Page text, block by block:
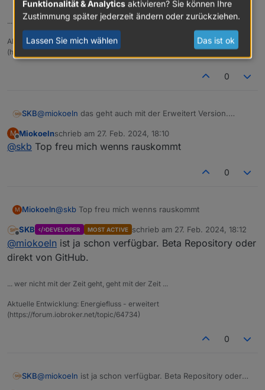
... wer nicht mit der Zeit geht, geht mit der Zeit ...
Aktuelle Entwicklung: Energiefluss - erweitert
(https://forum.iobroker.net/topic/64734)
0
SKB@miokoeln das geht auch mit der Erweitert Version.
Entwicklung angekommen 😉
M
Offline
Miokoelnschrieb am 27. Feb. 2024, 18:10
zuletzt editiert von
@skb Top freu mich wenns rauskommt
0
M Miokoeln@skb Top freu mich wenns rauskommt
Offline
SKB DEVELOPER MOST ACTIVE schrieb am 27. Feb. 2024, 18:12
zuletzt editiert von
@miokoeln ist ja schon verfügbar. Beta Repository oder
direkt von GitHub.
... wer nicht mit der Zeit geht, geht mit der Zeit ...
Aktuelle Entwicklung: Energiefluss - erweitert
(https://forum.iobroker.net/topic/64734)
0
SKB@miokoeln ist ja schon verfügbar. Beta Repository oder
Funktionalität & Analytics aktivieren? Sie können Ihre
Zustimmung später jederzeit ändern oder zurückziehen.
Lassen Sie mich wählen Das ist ok